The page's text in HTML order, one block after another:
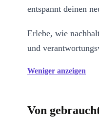
entspannt deinen
Erlebe, wie
und
Weniger anzeigen
Von